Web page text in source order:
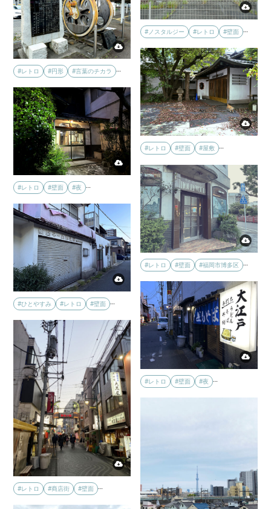
#ノスタルジー #レトロ #壁面 …
#レトロ #円形 #言葉のチカラ
#レトロ #壁面 #屋敷 …
#レトロ #壁面 #夜
#レトロ #壁面 #福岡市博多区
#ひとやすみ #レトロ #壁面 …
#レトロ #壁面 #夜 …
#レトロ #商店街 #壁面 …